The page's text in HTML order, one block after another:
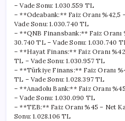
– Vade Sonu: 1.030.559 TL
– **Odeabank:** Faiz Oranı %42,5
Vade Sonu: 1.030.740 TL
– **QNB Finansbank:** Faiz Oranı
30.740 TL – Vade Sonu: 1.030.740
– **Hayat Finans:** Faiz Oranı
TL – Vade Sonu: 1.030.957 TL
– **Türkiye Finans:** Faiz Oranı
TL – Vade Sonu: 1.028.397 TL
– **Anadolu Bank:** Faiz Oranı
– Vade Sonu: 1.030.090 TL
– **TEB:** Faiz Oranı %45 – Net
Sonu: 1.028.106 TL